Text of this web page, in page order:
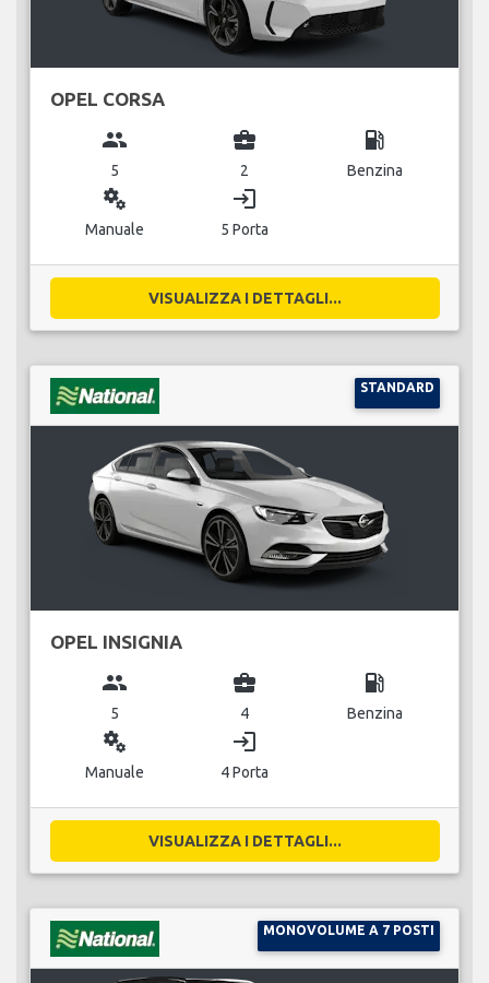
OPEL CORSA
group
5
business_center
2
local_gas_station
Benzina
miscellaneous_services
Manuale
login
5 Porta
VISUALIZZA I DETTAGLI...
STANDARD
OPEL INSIGNIA
group
5
business_center
4
local_gas_station
Benzina
miscellaneous_services
Manuale
login
4 Porta
VISUALIZZA I DETTAGLI...
MONOVOLUME A 7 POSTI